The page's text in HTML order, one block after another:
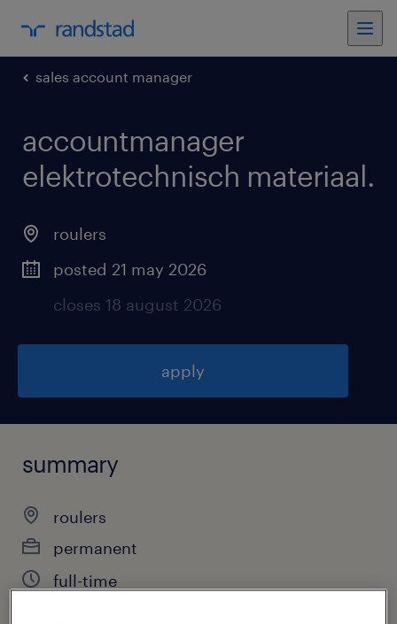
sales account manager
accountmanager
elektrotechnisch materiaal.
roulers
posted 21 may 2026
closes 18 august 2026
apply
summary
roulers
permanent
full-time